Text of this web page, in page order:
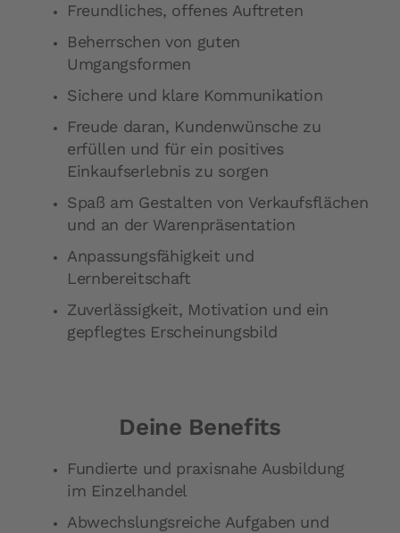
Freundliches, offenes Auftreten
Beherrschen von guten
Umgangsformen
Sichere und klare Kommunikation
Freude daran, Kundenwünsche zu
erfüllen und für ein positives
Einkaufserlebnis zu sorgen
Spaß am Gestalten von Verkaufsflächen
und an der Warenpräsentation
Anpassungsfähigkeit und
Lernbereitschaft
Zuverlässigkeit, Motivation und ein
gepflegtes Erscheinungsbild
Deine Benefits
Fundierte und praxisnahe Ausbildung
im Einzelhandel
Abwechslungsreiche Aufgaben und